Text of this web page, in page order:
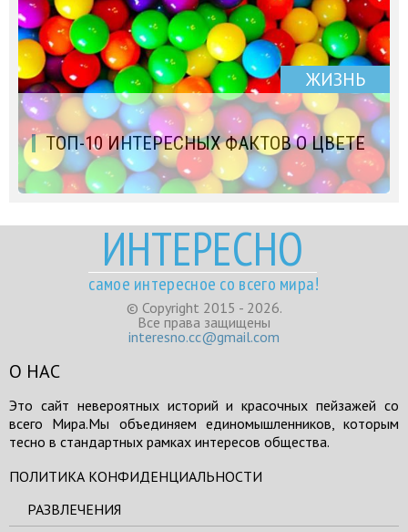
ЖИЗНЬ
ТОП-10 ИНТЕРЕСНЫХ ФАКТОВ О ЦВЕТЕ
ИНТЕРЕСНО
самое интересное со всего мира!
© Copyright 2015 - 2026.
Все права защищены
interesno.cc@gmail.com
О НАС
Это сайт невероятных историй и красочных пейзажей со
всего Мира.Мы объединяем единомышленников, которым
тесно в стандартных рамках интересов общества.
ПОЛИТИКА КОНФИДЕНЦИАЛЬНОСТИ
РАЗВЛЕЧЕНИЯ